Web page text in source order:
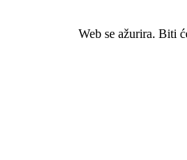
Web se ažurira. Biti